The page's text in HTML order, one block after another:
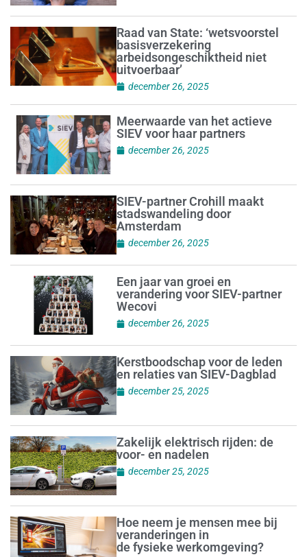
Raad van State: ‘wetsvoorstel
basisverzekering
arbeidsongeschiktheid niet
uitvoerbaar’
december 26, 2025
Meerwaarde van het actieve
SIEV voor haar partners
december 26, 2025
SIEV-partner Crohill maakt
stadswandeling door
Amsterdam
december 26, 2025
Een jaar van groei en
verandering voor SIEV-partner
Wecovi
december 26, 2025
Kerstboodschap voor de leden
en relaties van SIEV-Dagblad
december 25, 2025
Zakelijk elektrisch rijden: de
voor- en nadelen
december 25, 2025
Hoe neem je mensen mee bij
veranderingen in
de fysieke werkomgeving?